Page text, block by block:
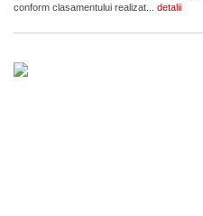
conform clasamentului realizat... detalii